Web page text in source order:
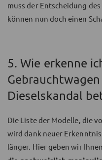
muss der Entscheidung
können nun doch einen
5. Wie erkenne
Dieselskandal
Die Liste der Modelle, die
wird dank neuer
länger. Hier geben wir